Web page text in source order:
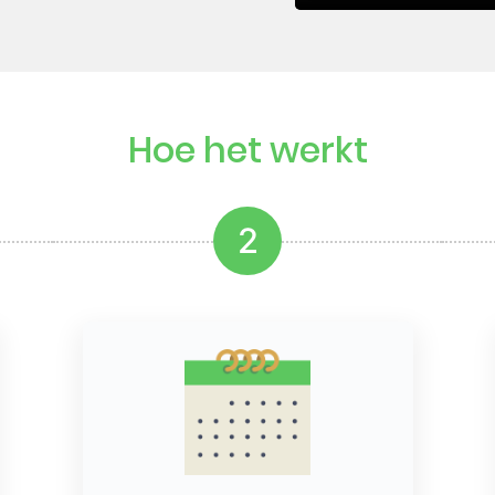
Hoe het werkt
2